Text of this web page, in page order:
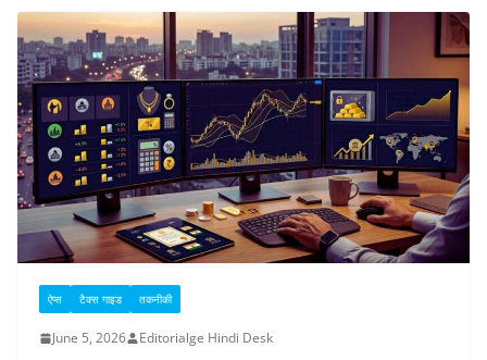
ऐप्स टैक्स गाइड तकनीकी
June 5, 2026 Editorialge Hindi Desk